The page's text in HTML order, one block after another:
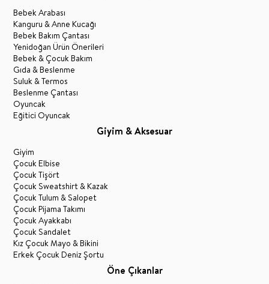
Bebek Arabası
Kanguru & Anne Kucağı
Bebek Bakım Çantası
Yenidoğan Ürün Önerileri
Bebek & Çocuk Bakım
Gıda & Beslenme
Suluk & Termos
Beslenme Çantası
Oyuncak
Eğitici Oyuncak
Giyim & Aksesuar
Giyim
Çocuk Elbise
Çocuk Tişört
Çocuk Sweatshirt & Kazak
Çocuk Tulum & Salopet
Çocuk Pijama Takımı
Çocuk Ayakkabı
Çocuk Sandalet
Kız Çocuk Mayo & Bikini
Erkek Çocuk Deniz Şortu
Öne Çıkanlar